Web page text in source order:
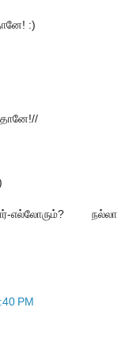
:)
எல்லோரும்? நல்லா
PM